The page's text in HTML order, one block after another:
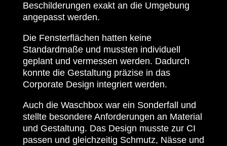
Beschilderungen exakt an die Umgebung
angepasst werden.
Die Fensterflächen hatten keine
Standardmaße und mussten individuell
geplant und vermessen werden. Dadurch
konnte die Gestaltung präzise in das
Corporate Design integriert werden.
Auch die Waschbox war ein Sonderfall und
stellte besondere Anforderungen an Material
und Gestaltung. Das Design musste zur CI
passen und gleichzeitig Schmutz, Nässe und